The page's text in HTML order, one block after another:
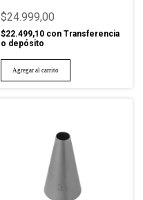
$24.999,00
$22.499,10 con Transferencia
o depósito